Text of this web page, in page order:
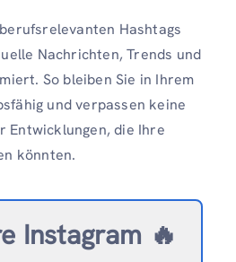
Hashtags
Nachrichten, Trends und
So bleiben Sie in Ihrem
und verpassen keine
Entwicklungen, die Ihre
könnten.
Instagram 🔥